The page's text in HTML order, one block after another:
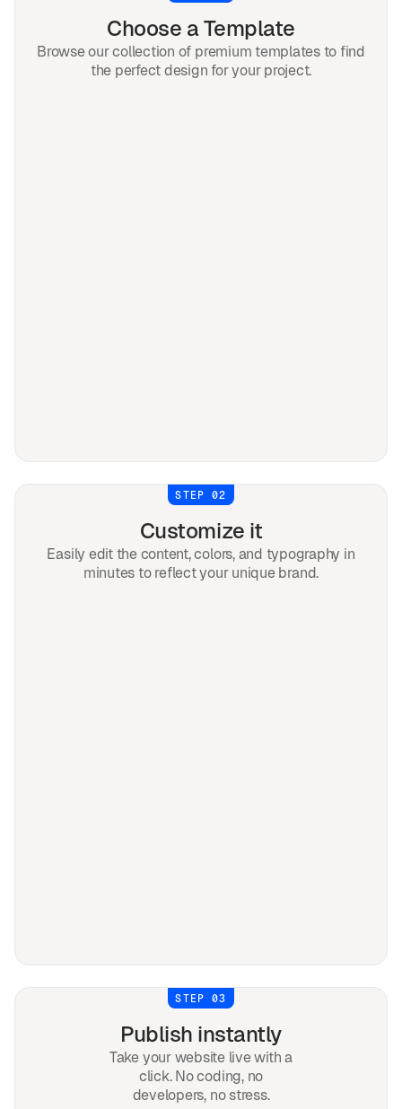
Choose a Template
Browse our collection of premium templates to find
the perfect design for your project.
STEP 02
Customize it
Easily edit the content, colors, and typography in
minutes to reflect your unique brand.
STEP 03
Publish instantly
Take your website live with a
click. No coding, no
developers, no stress.